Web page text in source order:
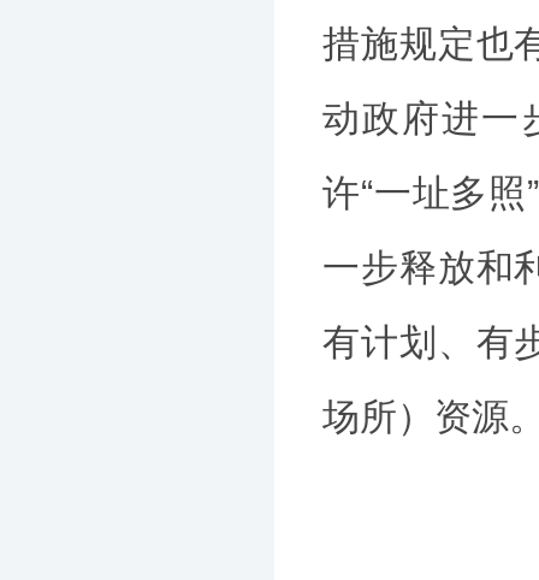
措施规定也
动政府进一
许“一址多照
一步释放和
有计划、有
场所）资源